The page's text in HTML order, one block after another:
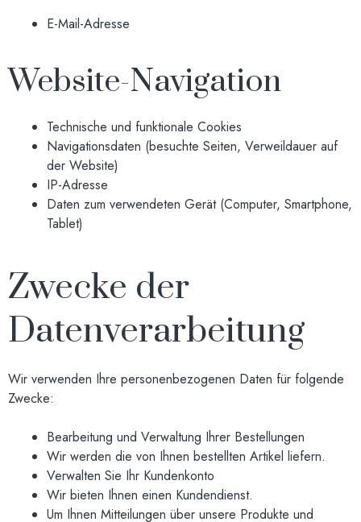
E-Mail-Adresse
Website-Navigation
Technische und funktionale Cookies
Navigationsdaten (besuchte Seiten, Verweildauer auf
der Website)
IP-Adresse
Daten zum verwendeten Gerät (Computer, Smartphone,
Tablet)
Zwecke der
Datenverarbeitung
Wir verwenden Ihre personenbezogenen Daten für folgende
Zwecke:
Bearbeitung und Verwaltung Ihrer Bestellungen
Wir werden die von Ihnen bestellten Artikel liefern.
Verwalten Sie Ihr Kundenkonto
Wir bieten Ihnen einen Kundendienst.
Um Ihnen Mitteilungen über unsere Produkte und